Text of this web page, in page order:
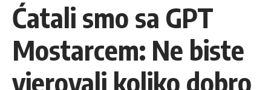
Ćatali smo sa GPT
Mostarcem: Ne biste
vjerovali koliko dobro